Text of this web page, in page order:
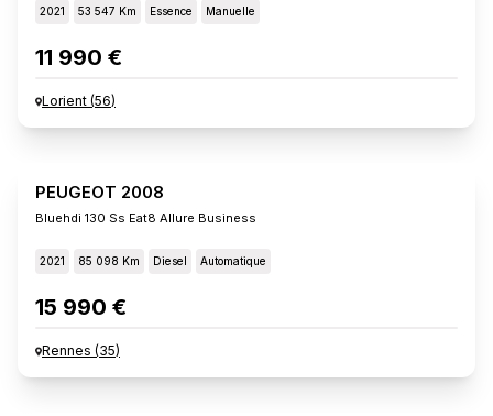
2021 53 547 Km Essence Manuelle
11 990 €
Lorient (56)
PEUGEOT 2008
Bluehdi 130 Ss Eat8 Allure Business
2021 85 098 Km Diesel Automatique
15 990 €
Rennes (35)